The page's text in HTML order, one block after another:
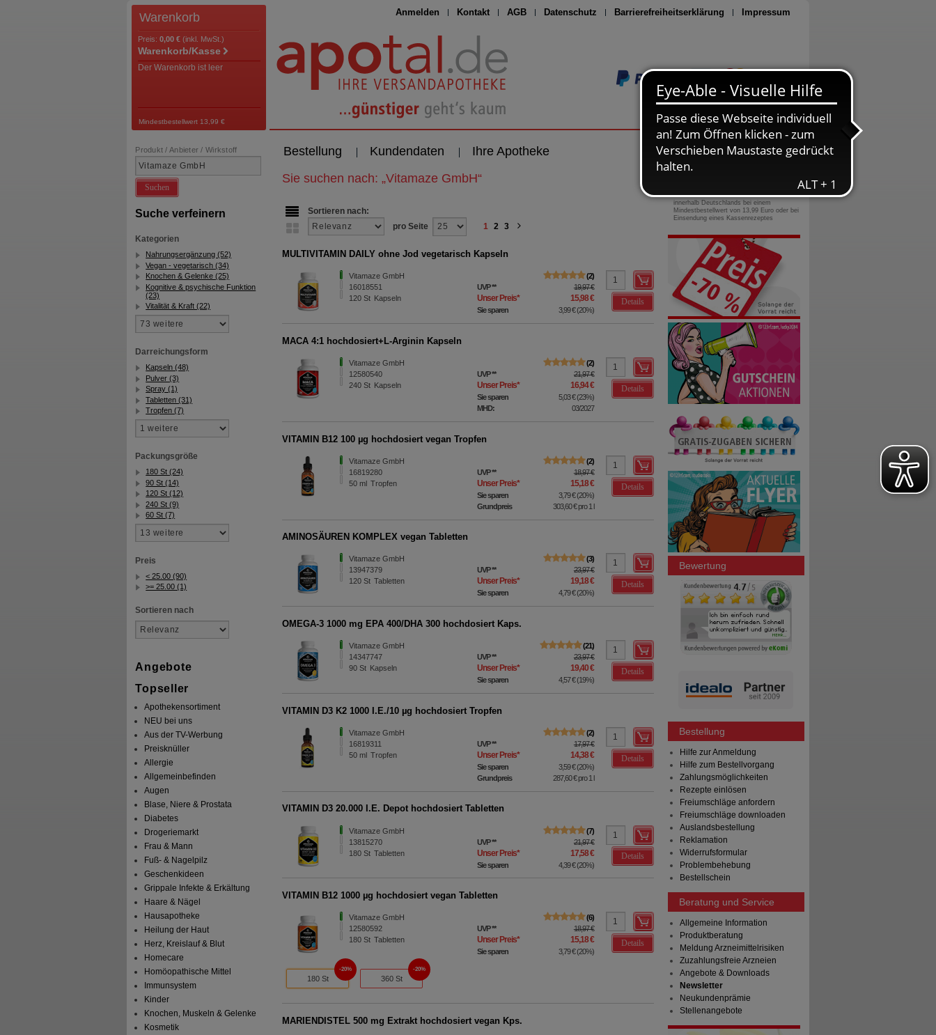
Anmelden Kontakt AGB Datenschutz Barrierefreiheitserklärung Impressum
Seite drucken
Warenkorb
Preis: 0,00 € (inkl. MwSt.)
Warenkorb/Kasse
Der Warenkorb ist leer
Mindestbestellwert 13,99 €
Bestellung Kundendaten Ihre Apotheke
Produkt / Anbieter / Wirkstoff
Suchen
Suche verfeinern
Kategorien
Nahrungsergänzung (52)
Vegan - vegetarisch (34)
Knochen & Gelenke (25)
Kognitive & psychische Funktion
(23)
Vitalität & Kraft (22)
Darreichungsform
Kapseln (48)
Pulver (3)
Spray (1)
Tabletten (31)
Tropfen (7)
Packungsgröße
180 St (24)
90 St (14)
120 St (12)
240 St (9)
60 St (7)
Preis
< 25.00 (90)
>= 25.00 (1)
Sortieren nach
Angebote
Topseller
Apothekensortiment
NEU bei uns
Aus der TV-Werbung
Preisknüller
Allergie
Allgemeinbefinden
Augen
Blase, Niere & Prostata
Diabetes
Drogeriemarkt
Frau & Mann
Fuß- & Nagelpilz
Geschenkideen
Grippale Infekte & Erkältung
Haare & Nägel
Hausapotheke
Heilung der Haut
Herz, Kreislauf & Blut
Homecare
Homöopathische Mittel
Immunsystem
Kinder
Knochen, Muskeln & Gelenke
Kosmetik
Sie suchen nach: „Vitamaze GmbH“
Sortieren nach:
pro Seite
1 2 3
MULTIVITAMIN DAILY ohne Jod vegetarisch Kapseln
Vitamaze GmbH
16018551
120St Kapseln
2
UVP** 19,97 €
Unser Preis* 15,98 €
Sie sparen 3,99 €(20%)
Details
MACA 4:1 hochdosiert+L-Arginin Kapseln
Vitamaze GmbH
12580540
240St Kapseln
2
UVP** 21,97 €
Unser Preis* 16,94 €
Sie sparen 5,03 €(23%)
MHD:
03/2027
Details
VITAMIN B12 100 µg hochdosiert vegan Tropfen
Vitamaze GmbH
16819280
50 ml Tropfen
2
UVP** 18,97 €
Unser Preis* 15,18 €
Sie sparen 3,79 €(20%)
Grundpreis
303,60 €pro 1 l
Details
AMINOSÄUREN KOMPLEX vegan Tabletten
Vitamaze GmbH
13947379
120St Tabletten
3
UVP** 23,97 €
Unser Preis* 19,18 €
Sie sparen 4,79 €(20%)
Details
OMEGA-3 1000 mg EPA 400/DHA 300 hochdosiert Kaps.
Vitamaze GmbH
14347747
90St Kapseln
21
UVP** 23,97 €
Unser Preis* 19,40 €
Sie sparen 4,57 €(19%)
Details
VITAMIN D3 K2 1000 I.E./10 µg hochdosiert Tropfen
Vitamaze GmbH
16819311
50 ml Tropfen
2
UVP** 17,97 €
Unser Preis* 14,38 €
Sie sparen 3,59 €(20%)
Grundpreis
287,60 €pro 1 l
Details
VITAMIN D3 20.000 I.E. Depot hochdosiert Tabletten
Vitamaze GmbH
13815270
180St Tabletten
7
UVP** 21,97 €
Unser Preis* 17,58 €
Sie sparen 4,39 €(20%)
Details
VITAMIN B12 1000 µg hochdosiert vegan Tabletten
Vitamaze GmbH
12580592
180St Tabletten
6
UVP** 18,97 €
Unser Preis* 15,18 €
Sie sparen 3,79 €(20%)
Details
180 St
20%
360 St
20%
MARIENDISTEL 500 mg Extrakt hochdosiert vegan Kps.
0800-10 11 422
gebührenfreie Rufnummer
innerhalb Deutschlands bei einem
Mindestbestellwert von 13,99 Euro oder bei
Einsendung eines Kassenrezeptes
Bewertung
Bestellung
Hilfe zur Anmeldung
Hilfe zum Bestellvorgang
Zahlungsmöglichkeiten
Rezepte einlösen
Freiumschläge anfordern
Freiumschläge downloaden
Auslandsbestellung
Reklamation
Widerrufsformular
Problembehebung
Bestellschein
Beratung und Service
Allgemeine Information
Produktberatung
Meldung Arzneimittelrisiken
Zuzahlungsfreie Arzneien
Angebote & Downloads
Newsletter
Neukundenprämie
Stellenangebote